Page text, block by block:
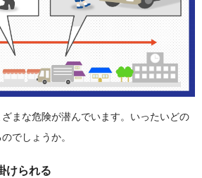
まな危険が潜んでいます。いったいどの
でしょうか。
けられる